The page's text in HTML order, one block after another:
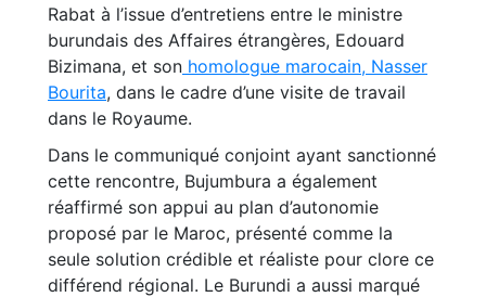
Rabat à l’issue d’entretiens entre le ministre
burundais des Affaires étrangères, Edouard
Bizimana, et son homologue marocain, Nasser
Bourita, dans le cadre d’une visite de travail
dans le Royaume.
Dans le communiqué conjoint ayant sanctionné
cette rencontre, Bujumbura a également
réaffirmé son appui au plan d’autonomie
proposé par le Maroc, présenté comme la
seule solution crédible et réaliste pour clore ce
différend régional. Le Burundi a aussi marqué